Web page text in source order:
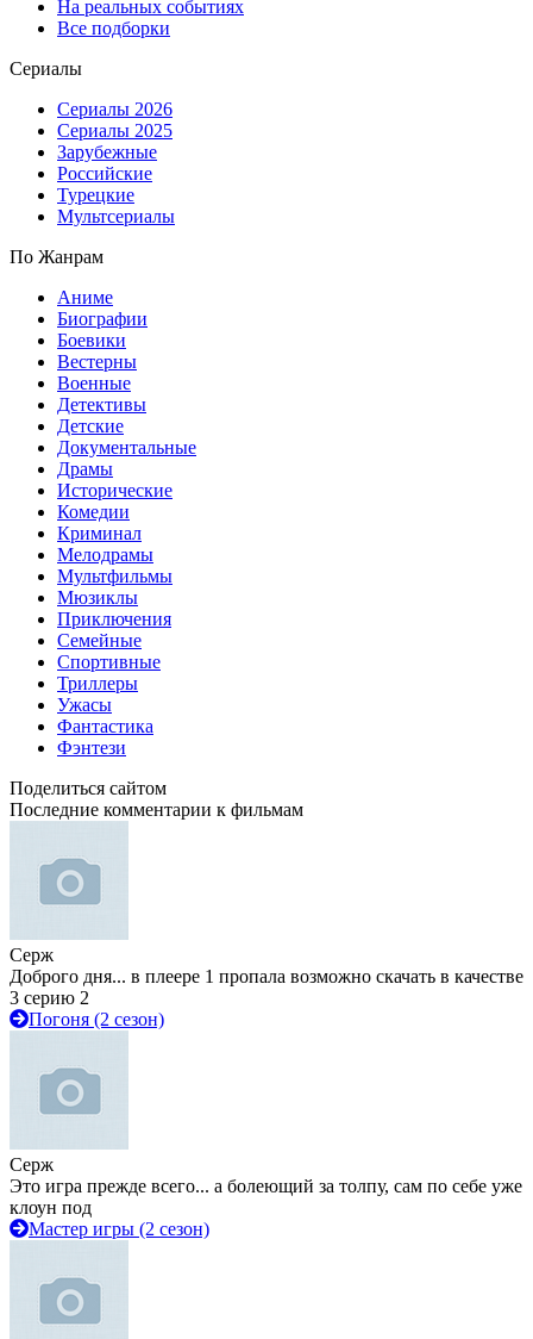
На реальных событиях
Все подборки
Сериалы
Сериалы 2026
Сериалы 2025
Зарубежные
Российские
Турецкие
Мультсериалы
По Жанрам
Аниме
Биографии
Боевики
Вестерны
Военные
Детективы
Детские
Документальные
Драмы
Исторические
Комедии
Криминал
Мелодрамы
Мультфильмы
Мюзиклы
Приключения
Семейные
Спортивные
Триллеры
Ужасы
Фантастика
Фэнтези
Поделиться сайтом
Последние комментарии к фильмам
Серж
Доброго дня... в плеере 1 пропала возможно скачать в качестве
3 серию 2
Погоня (2 сезон)
Серж
Это игра прежде всего... а болеющий за толпу, сам по себе уже
клоун под
Мастер игры (2 сезон)